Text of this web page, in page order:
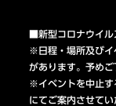
■新型コロナウイ
※日程・場所及びイ
があります。予めご
※イベントを中止す
にてご案内させてい